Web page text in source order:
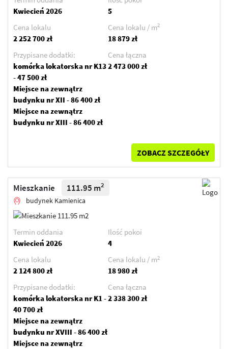
Kwiecień 2026
5
Cena lokalu
2 252 700 zł
Cena lokalu / m2
18 879 zł
Przypisane dodatki:
komórka lokatorska nr K13
- 47 500 zł
Miejsce na zewnątrz
budynku nr XII - 86 400 zł
Miejsce na zewnątrz
budynku nr XIII - 86 400 zł
Cena łączna
2 473 000 zł
ZOBACZ SZCZEGÓŁY
Mieszkanie 111.95 m2
budynek Kamienica
Termin oddania
Kwiecień 2026
Ilość pokoi
4
Cena lokalu
2 124 800 zł
Cena lokalu / m2
18 980 zł
Przypisane dodatki:
komórka lokatorska nr K1 -
40 700 zł
Miejsce na zewnątrz
budynku nr XVIII - 86 400 zł
Miejsce na zewnątrz
Cena łączna
2 338 300 zł